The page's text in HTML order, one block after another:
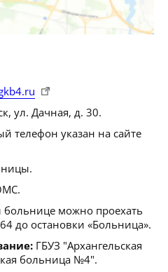
ул. Дачная, д. 30.
телефон указан на сайте
больнице можно проехать
до остановки «Больница».
ГБУЗ "Архангельская
больница №4".